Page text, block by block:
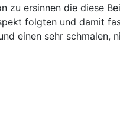
ersinnen die diese
folgten und damit
einen sehr schmalen,